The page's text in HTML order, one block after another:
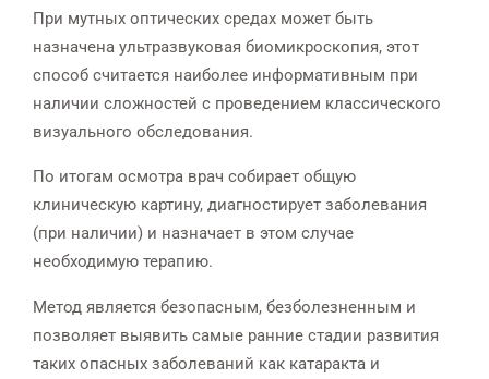
При мутных оптических средах может быть
назначена ультразвуковая биомикроскопия, этот
способ считается наиболее информативным при
наличии сложностей с проведением классического
визуального обследования.
По итогам осмотра врач собирает общую
клиническую картину, диагностирует заболевания
(при наличии) и назначает в этом случае
необходимую терапию.
Метод является безопасным, безболезненным и
позволяет выявить самые ранние стадии развития
таких опасных заболеваний как катаракта и